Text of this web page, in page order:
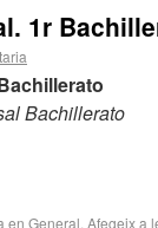
1r
Bachillerato
en General. Afegeix a